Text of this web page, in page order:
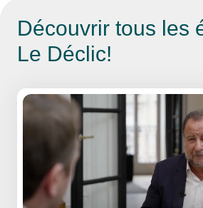
Découvrir tous les
Le Déclic!